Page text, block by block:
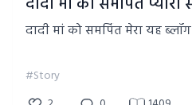
दादी मां को समर्पित मेरा यह ब्लॉग
#Story